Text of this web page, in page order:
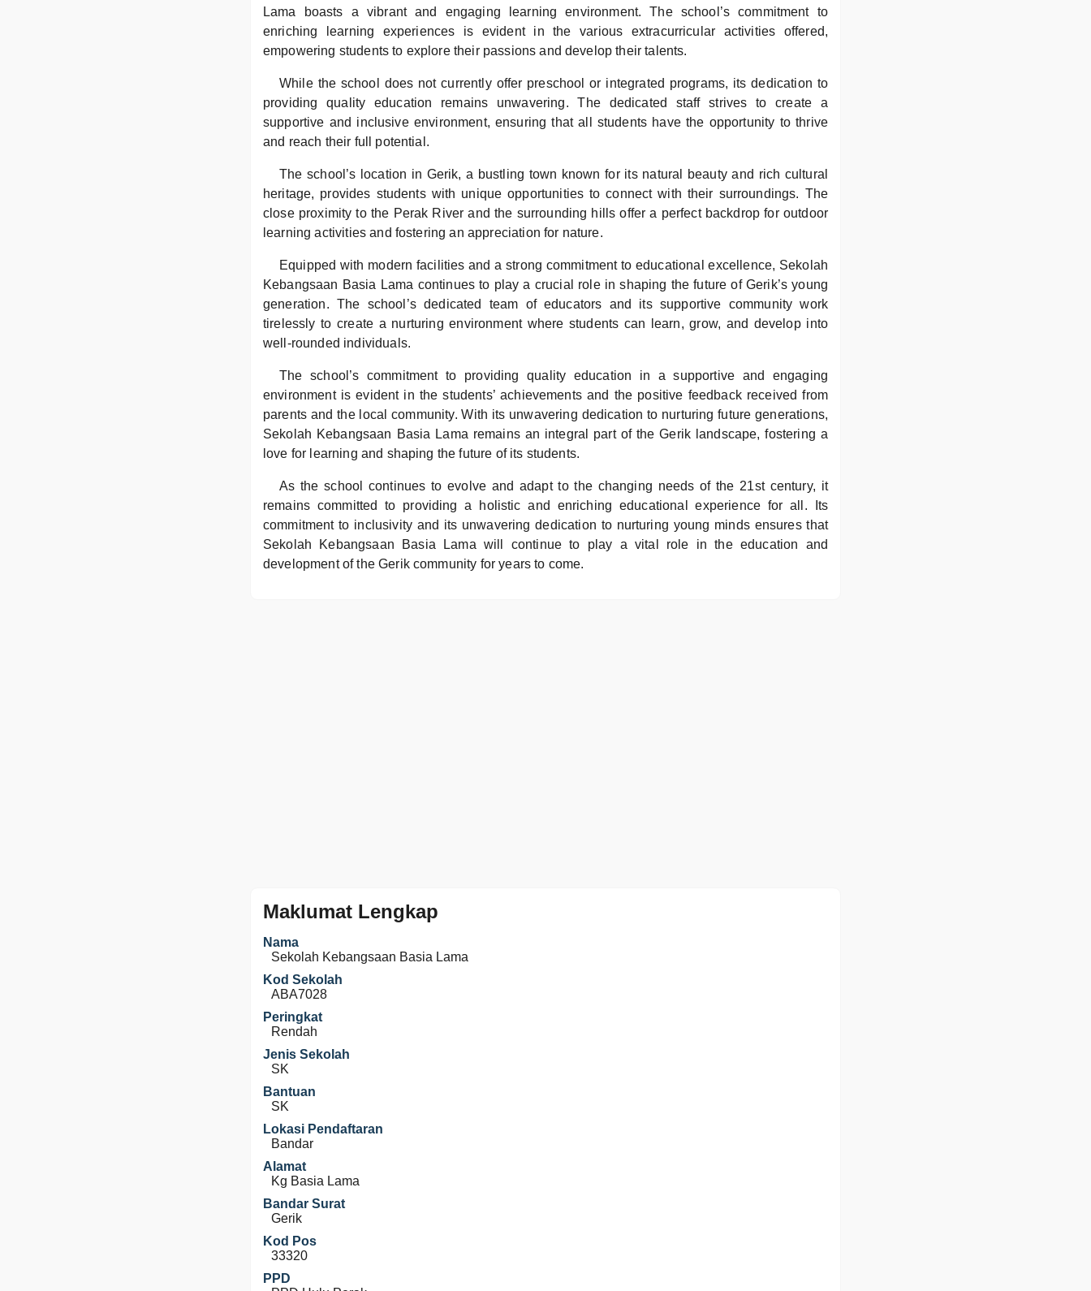
Lama boasts a vibrant and engaging learning environment. The school’s commitment to
enriching learning experiences is evident in the various extracurricular activities offered,
empowering students to explore their passions and develop their talents.
While the school does not currently offer preschool or integrated programs, its dedication to
providing quality education remains unwavering. The dedicated staff strives to create a
supportive and inclusive environment, ensuring that all students have the opportunity to thrive
and reach their full potential.
The school’s location in Gerik, a bustling town known for its natural beauty and rich cultural
heritage, provides students with unique opportunities to connect with their surroundings. The
close proximity to the Perak River and the surrounding hills offer a perfect backdrop for outdoor
learning activities and fostering an appreciation for nature.
Equipped with modern facilities and a strong commitment to educational excellence, Sekolah
Kebangsaan Basia Lama continues to play a crucial role in shaping the future of Gerik’s young
generation. The school’s dedicated team of educators and its supportive community work
tirelessly to create a nurturing environment where students can learn, grow, and develop into
well-rounded individuals.
The school’s commitment to providing quality education in a supportive and engaging
environment is evident in the students’ achievements and the positive feedback received from
parents and the local community. With its unwavering dedication to nurturing future generations,
Sekolah Kebangsaan Basia Lama remains an integral part of the Gerik landscape, fostering a
love for learning and shaping the future of its students.
As the school continues to evolve and adapt to the changing needs of the 21st century, it
remains committed to providing a holistic and enriching educational experience for all. Its
commitment to inclusivity and its unwavering dedication to nurturing young minds ensures that
Sekolah Kebangsaan Basia Lama will continue to play a vital role in the education and
development of the Gerik community for years to come.
Maklumat Lengkap
Nama
Sekolah Kebangsaan Basia Lama
Kod Sekolah
ABA7028
Peringkat
Rendah
Jenis Sekolah
SK
Bantuan
SK
Lokasi Pendaftaran
Bandar
Alamat
Kg Basia Lama
Bandar Surat
Gerik
Kod Pos
33320
PPD